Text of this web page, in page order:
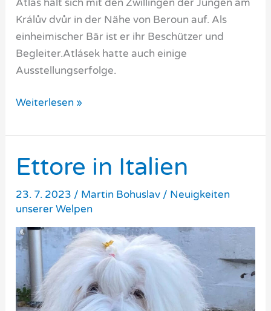
Atlas hält sich mit den Zwillingen der Jungen am
Králův dvůr in der Nähe von Beroun auf. Als
einheimischer Bär ist er ihr Beschützer und
Begleiter.Atlásek hatte auch einige
Ausstellungserfolge.
Atlas
Weiterlesen »
Ettore in Italien
23. 7. 2023 / Martin Bohuslav / Neuigkeiten
unserer Welpen